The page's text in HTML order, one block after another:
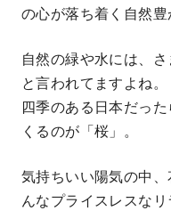
の心が落ち着く自然豊
自然の緑や水には、
と言われてますよね
四季のある日本だっ
くるのが「桜」。
気持ちいい陽気の中
んなプライスレスな